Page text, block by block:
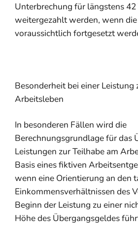
Unterbrechung für längstens 42
weitergezahlt werden, wenn
voraussichtlich fortgesetzt
Besonderheit bei einer Leistung
Arbeitsleben
In besonderen Fällen wird die
Berechnungsgrundlage für das
Leistungen zur Teilhabe am
Basis eines fiktiven
wenn eine Orientierung an den
Einkommensverhältnissen des
Beginn der Leistung zu einer
Höhe des Übergangsgeldes